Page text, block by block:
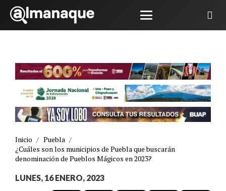
Inicio / Puebla /
¿Cuáles son los municipios de Puebla que buscarán
denominación de Pueblos Mágicos en 2023?
LUNES, 16 ENERO, 2023